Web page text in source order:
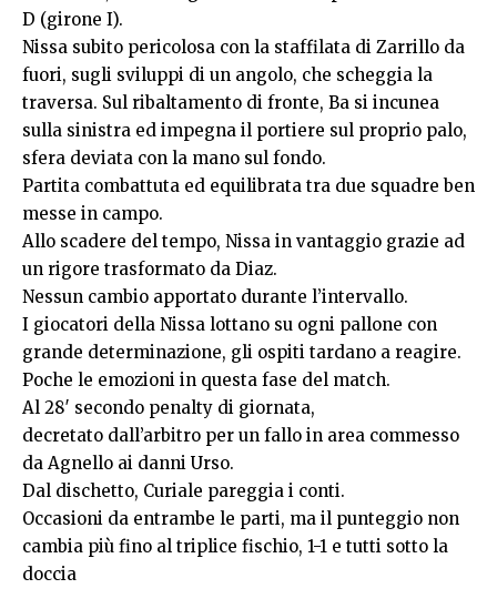
D (girone I).
Nissa subito pericolosa con la staffilata di Zarrillo da
fuori, sugli sviluppi di un angolo, che scheggia la
traversa. Sul ribaltamento di fronte, Ba si incunea
sulla sinistra ed impegna il portiere sul proprio palo,
sfera deviata con la mano sul fondo.
Partita combattuta ed equilibrata tra due squadre ben
messe in campo.
Allo scadere del tempo, Nissa in vantaggio grazie ad
un rigore trasformato da Diaz.
Nessun cambio apportato durante l’intervallo.
I giocatori della Nissa lottano su ogni pallone con
grande determinazione, gli ospiti tardano a reagire.
Poche le emozioni in questa fase del match.
Al 28′ secondo penalty di giornata,
decretato dall’arbitro per un fallo in area commesso
da Agnello ai danni Urso.
Dal dischetto, Curiale pareggia i conti.
Occasioni da entrambe le parti, ma il punteggio non
cambia più fino al triplice fischio, 1-1 e tutti sotto la
doccia